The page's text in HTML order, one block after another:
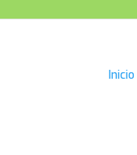
Inicio